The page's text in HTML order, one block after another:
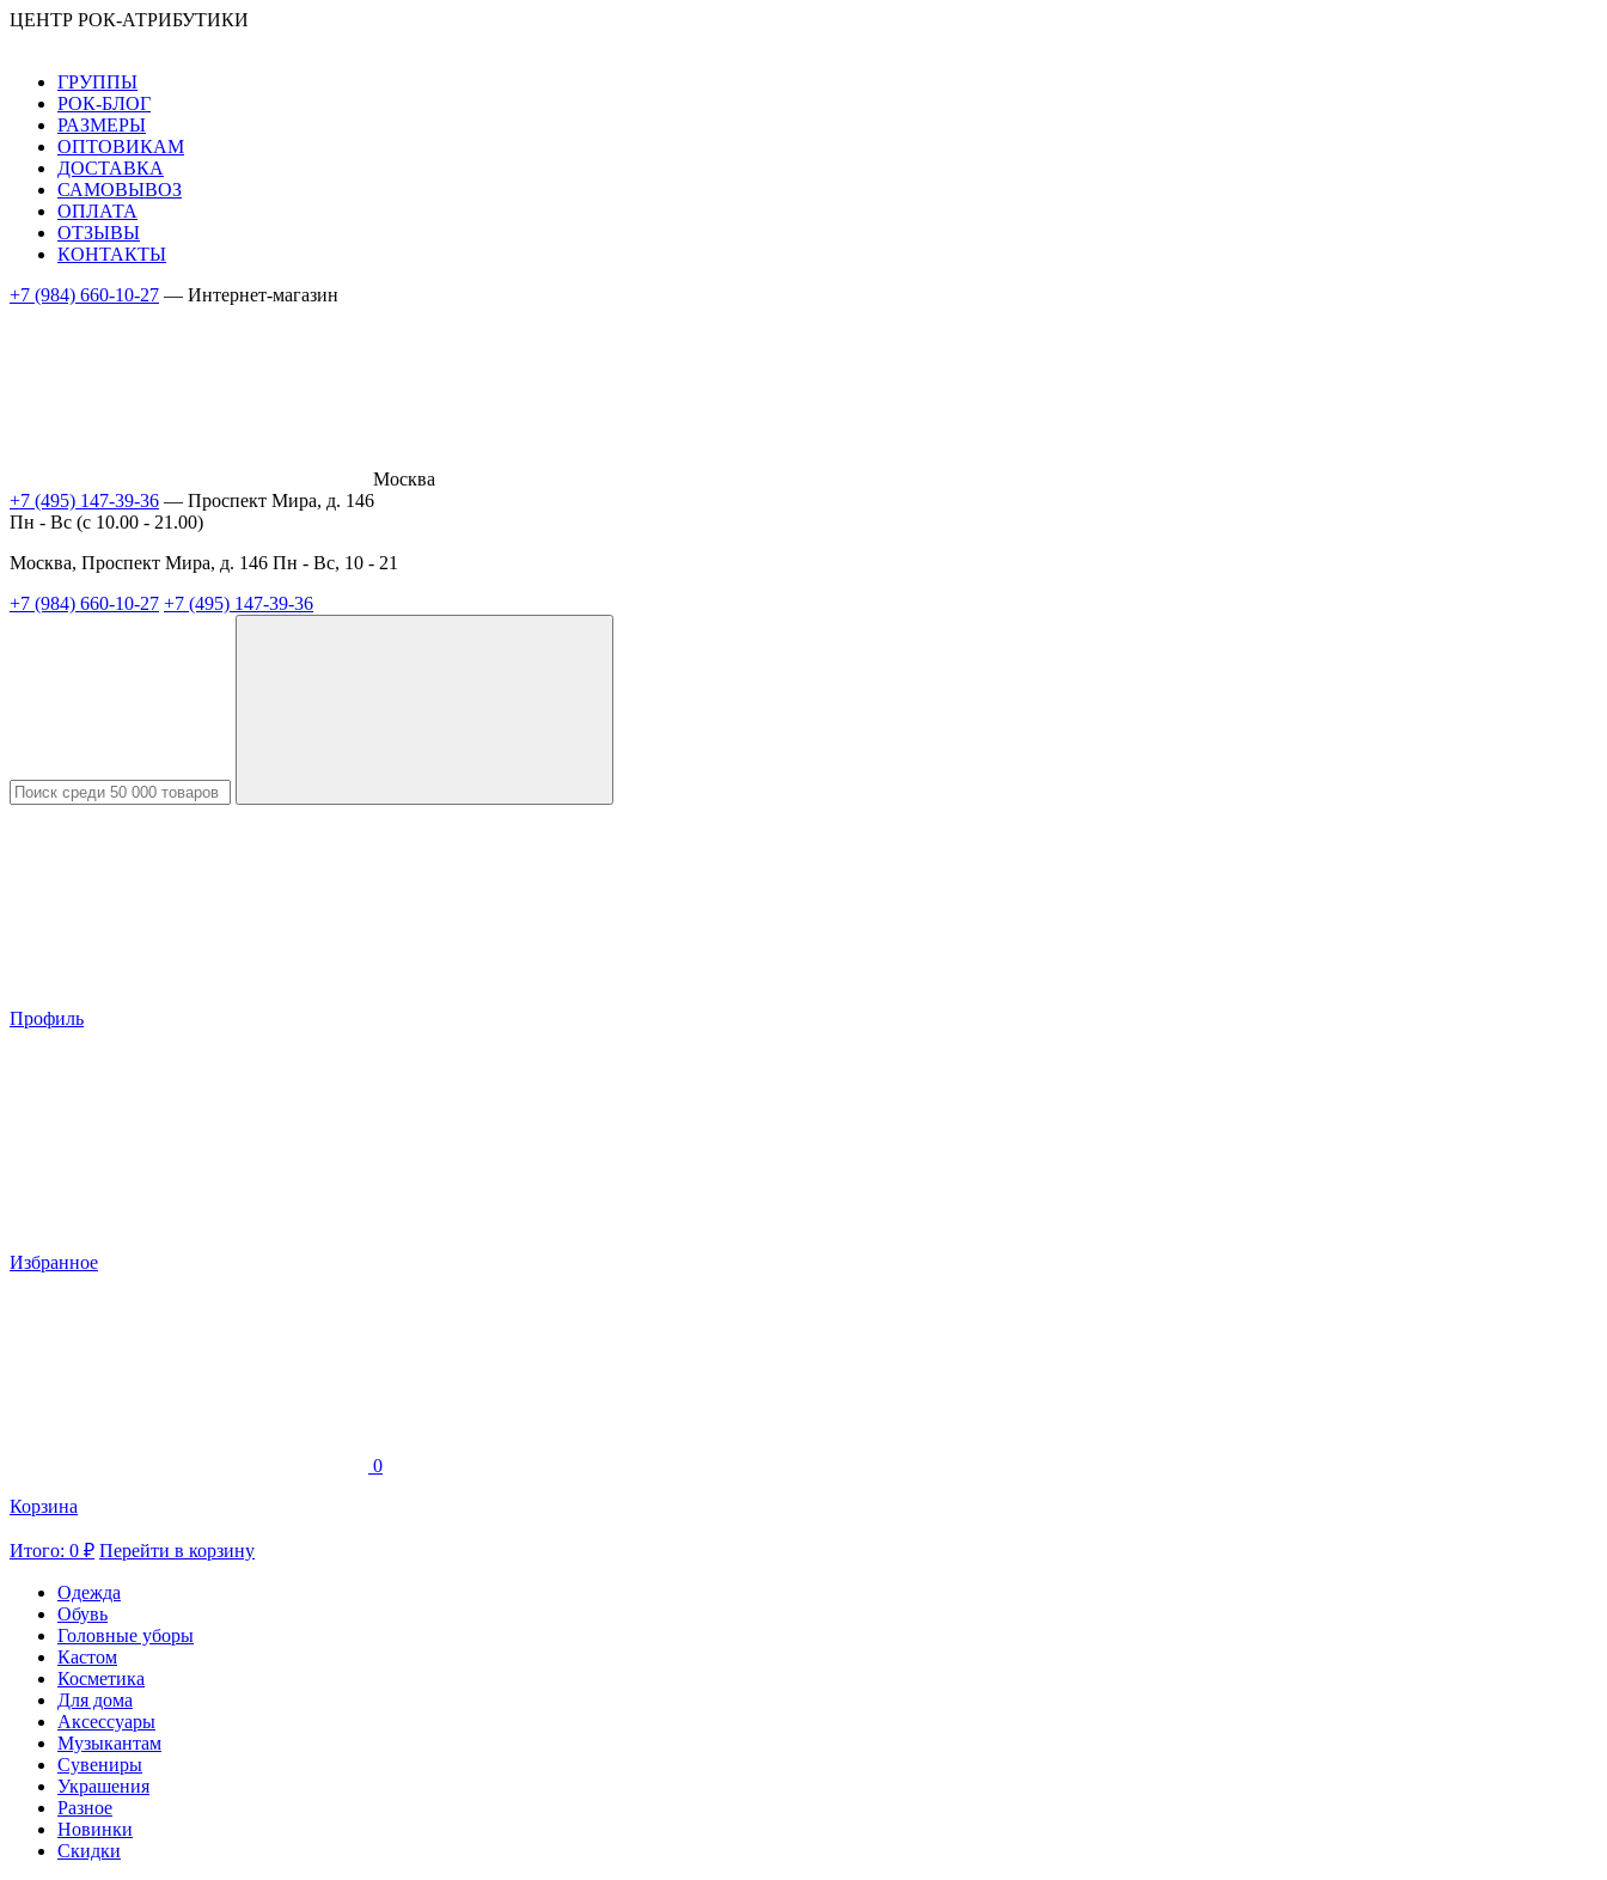
ЦЕНТР РОК-АТРИБУТИКИ
ГРУППЫ
РОК-БЛОГ
РАЗМЕРЫ
ОПТОВИКАМ
ДОСТАВКА
САМОВЫВОЗ
ОПЛАТА
ОТЗЫВЫ
КОНТАКТЫ
+7 (984) 660-10-27 — Интернет-магазин
Москва
+7 (495) 147-39-36 — Проспект Мира, д. 146
Пн - Вс (c 10.00 - 21.00)
Москва, Проспект Мира, д. 146 Пн - Вс, 10 - 21
+7 (984) 660-10-27 +7 (495) 147-39-36
Профиль
Избранное
0
Корзина
Итого: 0 ₽ Перейти в корзину
Одежда
Обувь
Головные уборы
Кастом
Косметика
Для дома
Аксессуары
Музыкантам
Сувениры
Украшения
Разное
Новинки
Скидки